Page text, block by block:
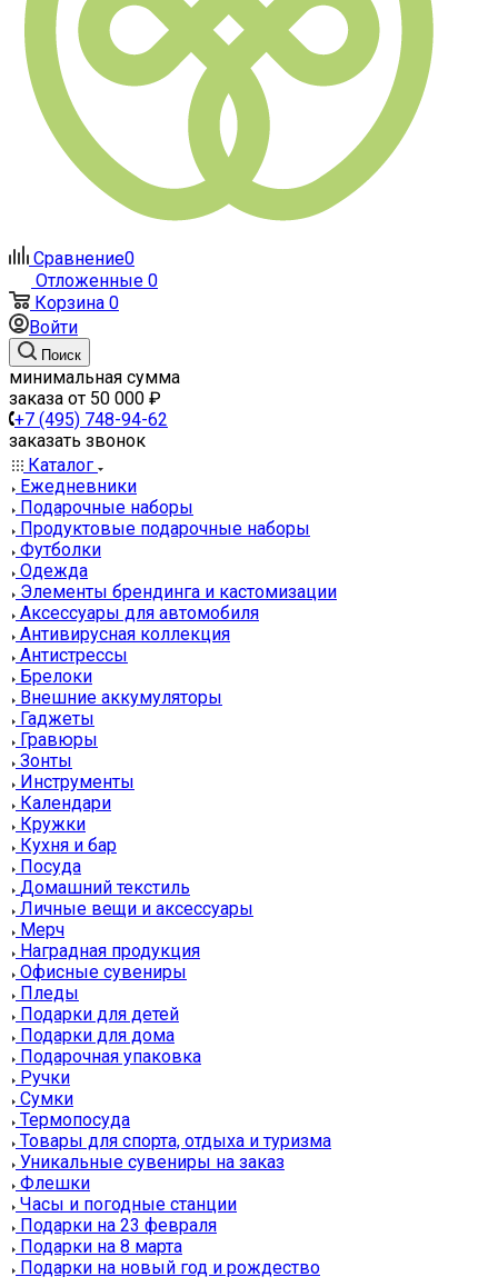
Сравнение0
Отложенные 0
Корзина 0
Войти
Поиск
минимальная сумма
заказа от 50 000 ₽
+7 (495) 748-94-62
заказать звонок
Каталог
Ежедневники
Подарочные наборы
Продуктовые подарочные наборы
Футболки
Одежда
Элементы брендинга и кастомизации
Аксессуары для автомобиля
Антивирусная коллекция
Антистрессы
Брелоки
Внешние аккумуляторы
Гаджеты
Гравюры
Зонты
Инструменты
Календари
Кружки
Кухня и бар
Посуда
Домашний текстиль
Личные вещи и аксессуары
Мерч
Наградная продукция
Офисные сувениры
Пледы
Подарки для детей
Подарки для дома
Подарочная упаковка
Ручки
Сумки
Термопосуда
Товары для спорта, отдыха и туризма
Уникальные сувениры на заказ
Флешки
Часы и погодные станции
Подарки на 23 февраля
Подарки на 8 марта
Подарки на новый год и рождество